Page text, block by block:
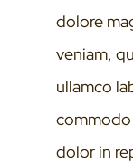
dolore
veniam,
ullamco
dolor in